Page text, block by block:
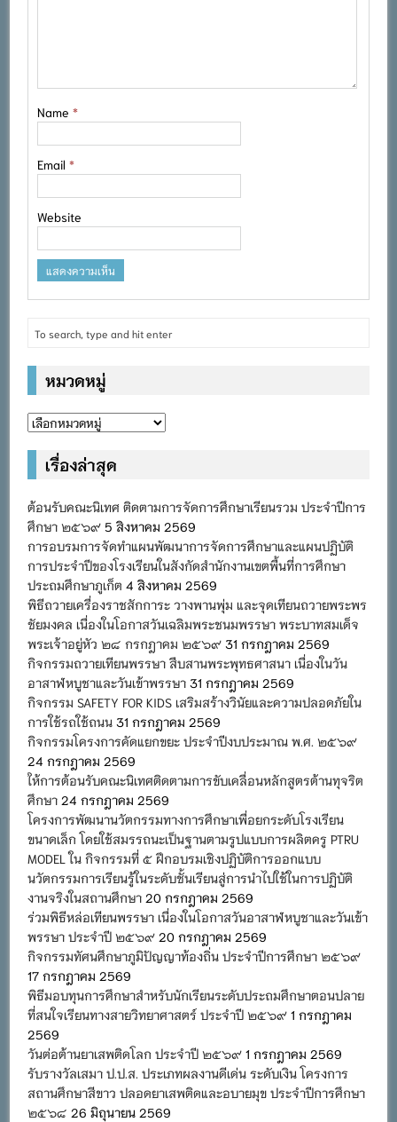
Name*
Email*
Website
หมวดหมู่
หมวด
เรื่องล่าสุด
ต้อนรับคณะนิเทศ ติดตามการจัดการศึกษาเรียนรวม ประจำปีการ
ศึกษา ๒๕๖๙ 5 สิงหาคม 2569
การอบรมการจัดทำแผนพัฒนาการจัดการศึกษาและแผนปฏิบัติ
การประจำปีของโรงเรียนในสังกัดสำนักงานเขตพื้นที่การศึกษา
ประถมศึกษาภูเก็ต 4 สิงหาคม 2569
พิธีถวายเครื่องราชสักการะ วางพานพุ่ม และจุดเทียนถวายพระพร
ชัยมงคล เนื่องในโอกาสวันเฉลิมพระชนมพรรษา พระบาทสมเด็จ
พระเจ้าอยู่หัว ๒๘ กรกฎาคม ๒๕๖๙ 31 กรกฎาคม 2569
กิจกรรมถวายเทียนพรรษา สืบสานพระพุทธศาสนา เนื่องในวัน
อาสาฬหบูชาและวันเข้าพรรษา 31 กรกฎาคม 2569
กิจกรรม SAFETY FOR KIDS เสริมสร้างวินัยและความปลอดภัยใน
การใช้รถใช้ถนน 31 กรกฎาคม 2569
กิจกรรมโครงการคัดแยกขยะ ประจำปีงบประมาณ พ.ศ. ๒๕๖๙
24 กรกฎาคม 2569
ให้การต้อนรับคณะนิเทศติดตามการขับเคลื่อนหลักสูตรต้านทุจริต
ศึกษา 24 กรกฎาคม 2569
โครงการพัฒนานวัตกรรมทางการศึกษาเพื่อยกระดับโรงเรียน
ขนาดเล็ก โดยใช้สมรรถนะเป็นฐานตามรูปแบบการผลิตครู PTRU
MODEL ใน กิจกรรมที่ ๕ ฝึกอบรมเชิงปฏิบัติการออกแบบ
นวัตกรรมการเรียนรู้ในระดับชั้นเรียนสู่การนำไปใช้ในการปฏิบัติ
งานจริงในสถานศึกษา 20 กรกฎาคม 2569
ร่วมพิธีหล่อเทียนพรรษา เนื่องในโอกาสวันอาสาฬหบูชาและวันเข้า
พรรษา ประจำปี ๒๕๖๙ 20 กรกฎาคม 2569
กิจกรรมทัศนศึกษาภูมิปัญญาท้องถิ่น ประจำปีการศึกษา ๒๕๖๙
17 กรกฎาคม 2569
พิธีมอบทุนการศึกษาสำหรับนักเรียนระดับประถมศึกษาตอนปลาย
ที่สนใจเรียนทางสายวิทยาศาสตร์ ประจำปี ๒๕๖๙ 1 กรกฎาคม
2569
วันต่อต้านยาเสพติดโลก ประจำปี ๒๕๖๙ 1 กรกฎาคม 2569
รับรางวัลเสมา ป.ป.ส. ประเภทผลงานดีเด่น ระดับเงิน โครงการ
สถานศึกษาสีขาว ปลอดยาเสพติดและอบายมุข ประจำปีการศึกษา
๒๕๖๘ 26 มิถุนายน 2569